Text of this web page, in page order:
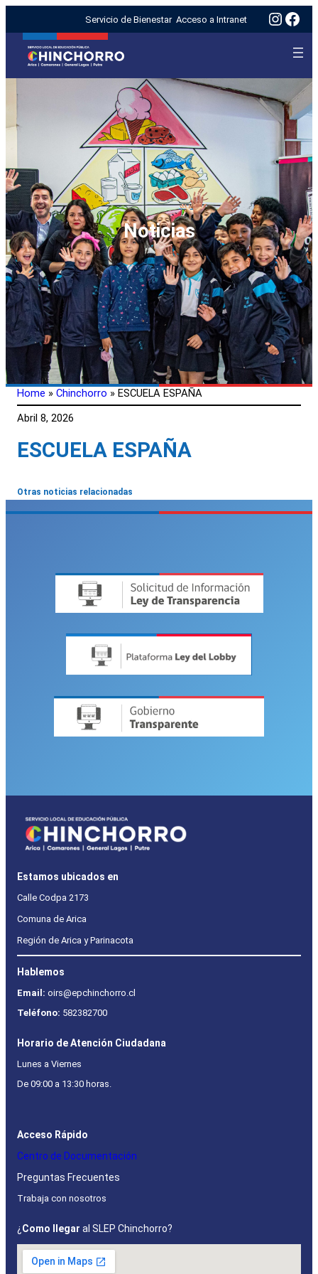
Servicio de Bienestar Acceso a Intranet
Noticias
Home » Chinchorro » ESCUELA ESPAÑA
Abril 8, 2026
ESCUELA ESPAÑA
Otras noticias relacionadas
Estamos ubicados en
Calle Codpa 2173
Comuna de Arica
Región de Arica y Parinacota
Hablemos
Email: oirs@epchinchorro.cl
Teléfono: 582382700
Horario de Atención Ciudadana
Lunes a Viernes
De 09:00 a 13:30 horas.
Acceso Rápido
Centro de Documentación
Preguntas Frecuentes
Trabaja con nosotros
¿ Como llegar al SLEP Chinchorro?